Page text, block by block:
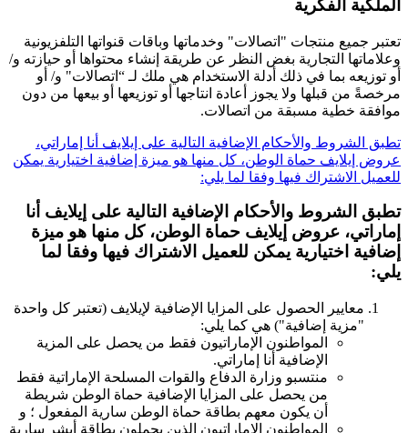
الملكية الفكرية
تعتبر جميع منتجات "اتصالات" وخدماتها وباقات قنواتها التلفزيونية
وعلاماتها التجارية بغض النظر عن طريقة إنشاء محتواها أو حيازته و/
أو توزيعه بما في ذلك أدلة الاستخدام هي ملك لـ “اتصالات" و/ أو
مرخصةً من قبلها ولا يجوز أعادة انتاجها أو توزيعها أو بيعها من دون
موافقة خطية مسبقة من اتصالات.
تطبق الشروط والأحكام الإضافية التالية على إيلايف أنا إماراتي،
عروض إيلايف حماة الوطن، كل منها هو ميزة إضافية اختيارية يمكن
للعميل الاشتراك فيها وفقا لما يلي:
تطبق الشروط والأحكام الإضافية التالية على إيلايف أنا
إماراتي، عروض إيلايف حماة الوطن، كل منها هو ميزة
إضافية اختيارية يمكن للعميل الاشتراك فيها وفقا لما
يلي:
معايير الحصول على المزايا الإضافية لإيلايف (تعتبر كل واحدة
"مزية إضافية") هي كما يلي:
المواطنون الإماراتيون فقط من يحصل على المزية
الإضافية أنا إماراتي.
منتسبو وزارة الدفاع والقوات المسلحة الإماراتية فقط
من يحصل على المزايا الإضافية حماة الوطن شريطة
أن يكون معهم بطاقة حماة الوطن سارية المفعول ؛ و
المواطنون الإماراتيون الذين يحملون بطاقة أبشر سارية